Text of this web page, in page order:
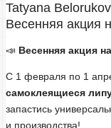
Tatyana
Весенняя акция
📣 Весенняя акция
С 1 февраля по 1
самоклеящиеся
запастись
и производства!